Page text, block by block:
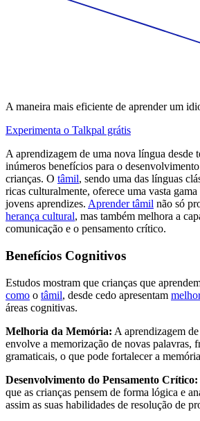
A maneira mais eficiente de aprender um
Experimenta o Talkpal grátis
A aprendizagem de uma nova língua desde
inúmeros benefícios para o
crianças. O tâmil, sendo uma das línguas
ricas culturalmente, oferece uma vasta
jovens aprendizes. Aprender tâmil não só
herança cultural, mas também melhora a
comunicação e o pensamento crítico.
Benefícios Cognitivos
Estudos mostram que crianças que
como o tâmil, desde cedo apresentam
áreas cognitivas.
Melhoria da Memória: A aprendizagem
envolve a memorização de novas palavras,
gramaticais, o que pode fortalecer a
Desenvolvimento do Pensamento Crítico:
que as crianças pensem de forma lógica e
assim as suas habilidades de resolução de